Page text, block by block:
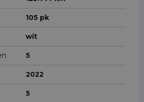
105 pk
wit
5
2022
5